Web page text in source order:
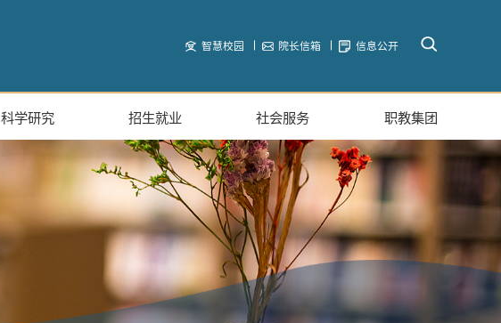
智慧校园 院长信箱 信息公开
科学研究 招生就业 社会服务 职教集团